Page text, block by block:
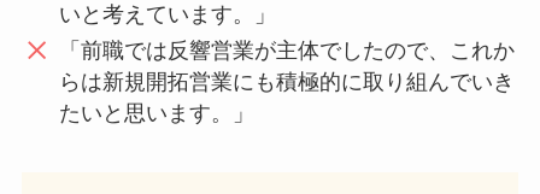
いと考えています。」
「前職では反響営業が主体でしたので、これか
らは新規開拓営業にも積極的に取り組んでいき
たいと思います。」